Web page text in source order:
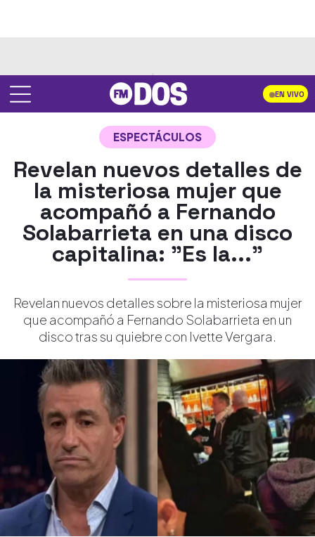
EN VIVO
ESPECTÁCULOS
Revelan nuevos detalles de
la misteriosa mujer que
acompañó a Fernando
Solabarrieta en una disco
capitalina: "Es la..."
Revelan nuevos detalles sobre la misteriosa mujer
que acompañó a Fernando Solabarrieta en un
disco tras su quiebre con Ivette Vergara.